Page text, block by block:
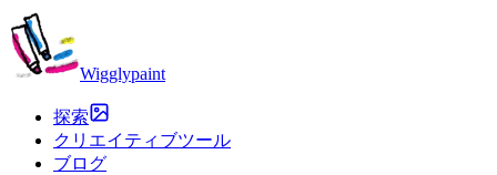
Wigglypaint
探索
クリエイティブツール
ブログ